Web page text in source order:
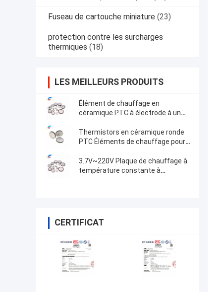
Fuseau de cartouche miniature (23)
protection contre les surcharges
thermiques (18)
LES MEILLEURS PRODUITS
Élément de chauffage en
céramique PTC à électrode à un
compact
Thermistors en céramique ronde
PTC Éléments de chauffage pour
automobile Pellets de qualité
supérieure
3.7V~220V Plaque de chauffage à
température constante à
CERTIFICAT